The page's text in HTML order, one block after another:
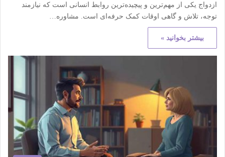
ازدواج یکی از مهم‌ترین و پیچیده‌ترین روابط انسانی است که نیازمند
توجه، تلاش و گاهی اوقات کمک حرفه‌ای است. مشاوره…
بیشتر بخوانید »